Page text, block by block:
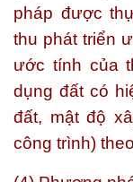
pháp được
thu phát triển
ước tính của
dụng đất có
đất, mật độ
công trình)